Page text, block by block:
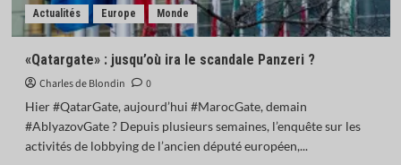
Actualités Europe Monde
«Qatargate» : jusqu’où ira le scandale Panzeri ?
Charles de Blondin
0
Hier #QatarGate, aujourd’hui #MarocGate, demain
#AblyazovGate ? Depuis plusieurs semaines, l’enquête sur les
activités de lobbying de l’ancien député européen,...